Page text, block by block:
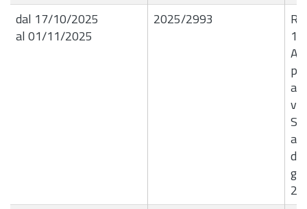
dal 17/10/2025
al 01/11/2025
2025/2993